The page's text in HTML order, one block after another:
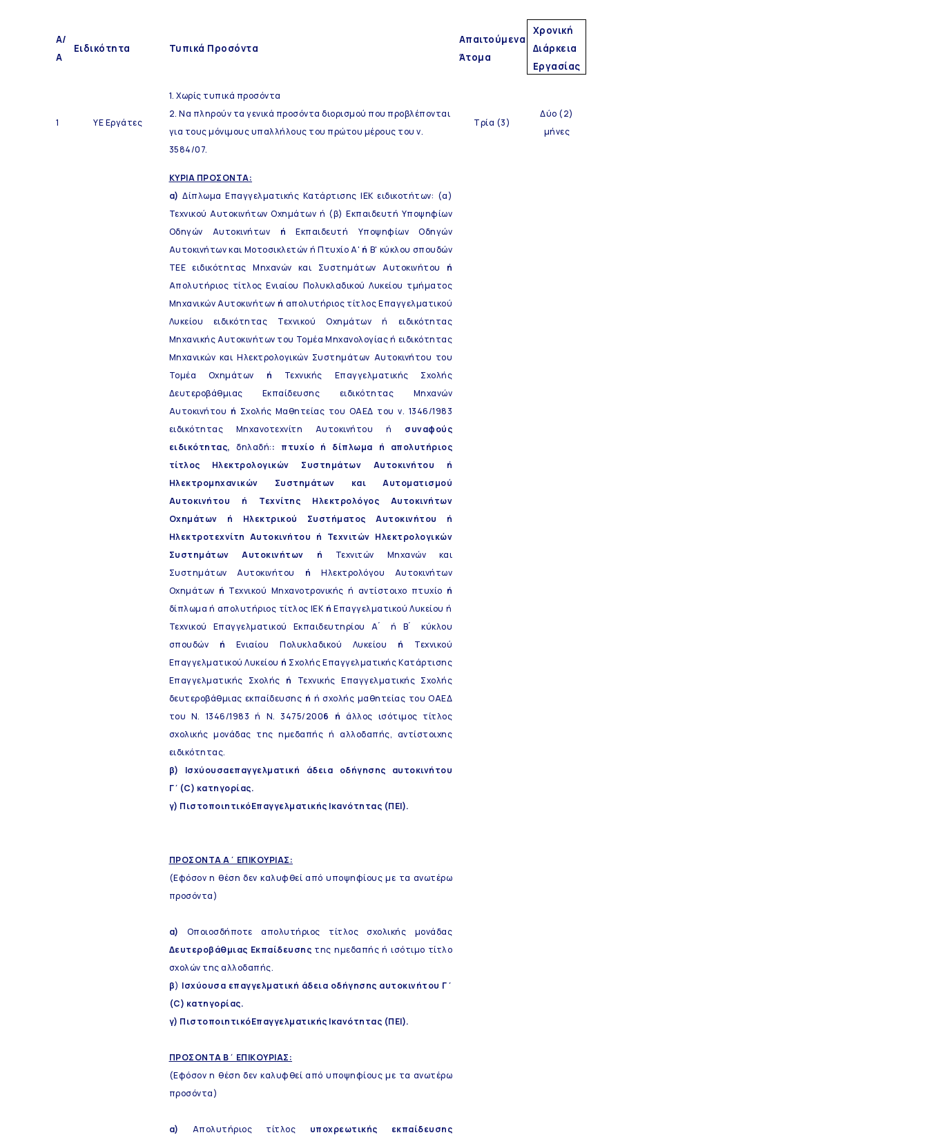
Α/
Α
Ειδικότητα Τυπικά Προσόντα
Απαιτούμενα
Άτομα
Χρονική
Διάρκεια
Εργασίας
1 ΥΕ Εργάτες
1. Χωρίς τυπικά προσόντα
2. Να πληρούν τα γενικά προσόντα διορισμού που προβλέπονται
για τους μόνιμους υπαλλήλους του πρώτου μέρους του ν.
3584/07.
Τρία (3)
Δύο (2)
μήνες
ΚΥΡΙΑ ΠΡΟΣΟΝΤΑ:
α) Δίπλωμα Επαγγελματικής Κατάρτισης ΙΕΚ ειδικοτήτων: (α)
Τεχνικού Αυτοκινήτων Οχημάτων ή (β) Εκπαιδευτή Υποψηφίων
Οδηγών Αυτοκινήτων ή Εκπαιδευτή Υποψηφίων Οδηγών
Αυτοκινήτων και Μοτοσικλετών ή Πτυχίο Α' ή Β' κύκλου σπουδών
ΤΕΕ ειδικότητας Μηχανών και Συστημάτων Αυτοκινήτου ή
Απολυτήριος τίτλος Ενιαίου Πολυκλαδικού Λυκείου τμήματος
Μηχανικών Αυτοκινήτων ή απολυτήριος τίτλος Επαγγελματικού
Λυκείου ειδικότητας Τεχνικού Οχημάτων ή ειδικότητας
Μηχανικής Αυτοκινήτων του Τομέα Μηχανολογίας ή ειδικότητας
Μηχανικών και Ηλεκτρολογικών Συστημάτων Αυτοκινήτου του
Τομέα Οχημάτων ή Τεχνικής Επαγγελματικής Σχολής
Δευτεροβάθμιας Εκπαίδευσης ειδικότητας Μηχανών
Αυτοκινήτου ή Σχολής Μαθητείας του ΟΑΕΔ του ν. 1346/1983
ειδικότητας Μηχανοτεχνίτη Αυτοκινήτου ή συναφούς
ειδικότητας, δηλαδή:: πτυχίο ή δίπλωμα ή απολυτήριος
τίτλος Ηλεκτρολογικών Συστημάτων Αυτοκινήτου ή
Ηλεκτρομηχανικών Συστημάτων και Αυτοματισμού
Αυτοκινήτου ή Τεχνίτης Ηλεκτρολόγος Αυτοκινήτων
Οχημάτων ή Ηλεκτρικού Συστήματος Αυτοκινήτου ή
Ηλεκτροτεχνίτη Αυτοκινήτου ή Τεχνιτών Ηλεκτρολογικών
Συστημάτων Αυτοκινήτων ή Τεχνιτών Μηχανών και
Συστημάτων Αυτοκινήτου ήΗλεκτρολόγου Αυτοκινήτων
Οχημάτων ή Τεχνικού Μηχανοτρονικής ή αντίστοιχο πτυχίο ή
δίπλωμα ή απολυτήριος τίτλος ΙΕΚήΕπαγγελματικού Λυκείου ή
Τεχνικού Επαγγελματικού Εκπαιδευτηρίου Α ́ ή Β ́ κύκλου
σπουδών ή Ενιαίου Πολυκλαδικού Λυκείου ή Τεχνικού
Επαγγελματικού Λυκείου ή Σχολής Επαγγελματικής Κατάρτισης
Επαγγελματικής Σχολής ή Τεχνικής Επαγγελματικής Σχολής
δευτεροβάθμιας εκπαίδευσης ή ή σχολής μαθητείας του ΟΑΕΔ
του Ν. 1346/1983 ή Ν. 3475/2006 ήάλλος ισότιμος τίτλος
σχολικής μονάδας της ημεδαπής ή αλλοδαπής, αντίστοιχης
ειδικότητας.
β) Ισχύουσαεπαγγελματική άδεια οδήγησης αυτοκινήτου
Γ΄(C) κατηγορίας.
γ) ΠιστοποιητικόΕπαγγελματικής Ικανότητας (ΠΕΙ).
ΠΡΟΣΟΝΤΑ Α΄ ΕΠΙΚΟΥΡΙΑΣ:
(Εφόσον η θέση δεν καλυφθεί από υποψηφίους με τα ανωτέρω
προσόντα)
α) Οποιοσδήποτε απολυτήριος τίτλος σχολικής μονάδας
Δευτεροβάθμιας Εκπαίδευσης της ημεδαπής ή ισότιμο τίτλο
σχολών της αλλοδαπής.
β) Ισχύουσα επαγγελματική άδεια οδήγησης αυτοκινήτου Γ΄
(C) κατηγορίας.
γ) ΠιστοποιητικόΕπαγγελματικής Ικανότητας (ΠΕΙ).
ΠΡΟΣΟΝΤΑ Β΄ ΕΠΙΚΟΥΡΙΑΣ:
(Εφόσον η θέση δεν καλυφθεί από υποψηφίους με τα ανωτέρω
προσόντα)
α) Απολυτήριος τίτλος υποχρεωτικής εκπαίδευσης